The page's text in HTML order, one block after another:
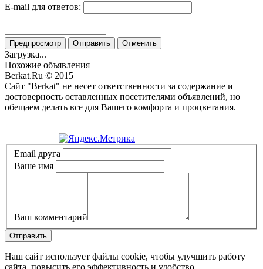
E-mail для ответов:
Предпросмотр Отправить Отменить
Загрузка...
Похожие объявления
Berkat.Ru © 2015
Сайт "Berkat" не несет ответственности за содержание и
достоверность оставленных посетителями объявлений, но
обещаем делать все для Вашего комфорта и процветания.
Email друга
Ваше имя
Ваш комментарий
Отправить
Наш сайт использует файлы cookie, чтобы улучшить работу